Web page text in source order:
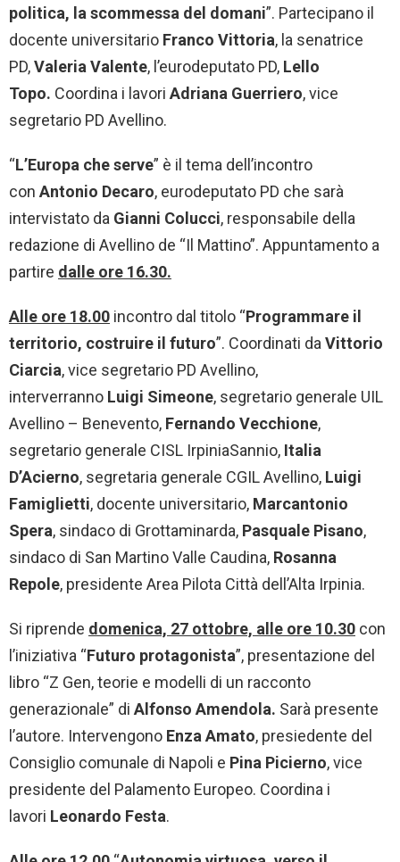
politica, la scommessa del domani”. Partecipano il
docente universitario Franco Vittoria, la senatrice
PD,Valeria Valente, l’eurodeputato PD, Lello
Topo. Coordina i lavori Adriana Guerriero, vice
segretario PD Avellino.
“L’Europa che serve” è il tema dell’incontro
con Antonio Decaro, eurodeputato PD che sarà
intervistato da Gianni Colucci, responsabile della
redazione di Avellino de “Il Mattino”. Appuntamento a
partire dalle ore 16.30.
Alle ore 18.00 incontro dal titolo “Programmare il
territorio, costruire il futuro”. Coordinati daVittorio
Ciarcia, vice segretario PD Avellino,
interverranno Luigi Simeone, segretario generale UIL
Avellino – Benevento, Fernando Vecchione,
segretario generale CISL IrpiniaSannio, Italia
D’Acierno, segretaria generale CGIL Avellino, Luigi
Famiglietti, docente universitario, Marcantonio
Spera, sindaco di Grottaminarda, Pasquale Pisano,
sindaco di San Martino Valle Caudina, Rosanna
Repole, presidente Area Pilota Città dell’Alta Irpinia.
Si riprende domenica, 27 ottobre, alle ore 10.30 con
l’iniziativa “Futuro protagonista”, presentazione del
libro “Z Gen, teorie e modelli di un racconto
generazionale” di Alfonso Amendola. Sarà presente
l’autore. Intervengono Enza Amato, presiedente del
Consiglio comunale di Napoli e Pina Picierno, vice
presidente del Palamento Europeo. Coordina i
lavori Leonardo Festa.